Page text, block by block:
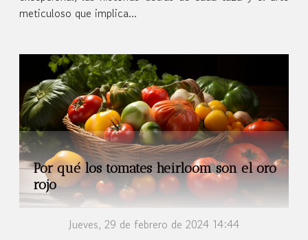
meticuloso que implica...
Por qué los tomates heirloom son el oro
rojo
Jueves, 29 de febrero de 2024 14:44